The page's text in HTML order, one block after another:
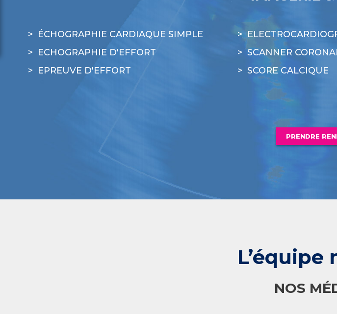
ÉCHOGRAPHIE CARDIAQUE SIMPLE
ECHOGRAPHIE D'EFFORT
EPREUVE D'EFFORT
SCANNER
SCORE CALCIQUE
PRENDRE
L’équipe
NOS